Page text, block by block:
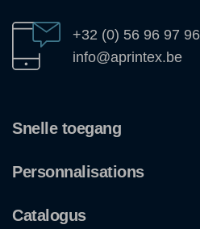
+32 (0) 56 96 97 96
info@aprintex.be
Snelle toegang
Personnalisations
Catalogus